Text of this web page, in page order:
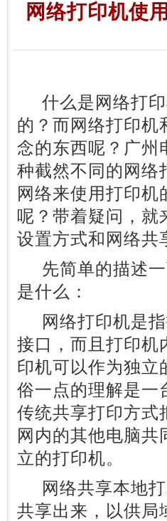
网络打印机使
什么是网络打印
的？而网络打印机
念的东西呢？广州
种截然不同的网络
网络来使用打印
呢？带着疑问，
设置方式和网络共
先简单的描述一
是什么：
网络打印机是指
接口，而且打印机
印机可以作为独立
俗一点的理解是一
传统共享打印方式
网内的其他电脑
立的打印机。
网络共享本地打
共享出来，以供局